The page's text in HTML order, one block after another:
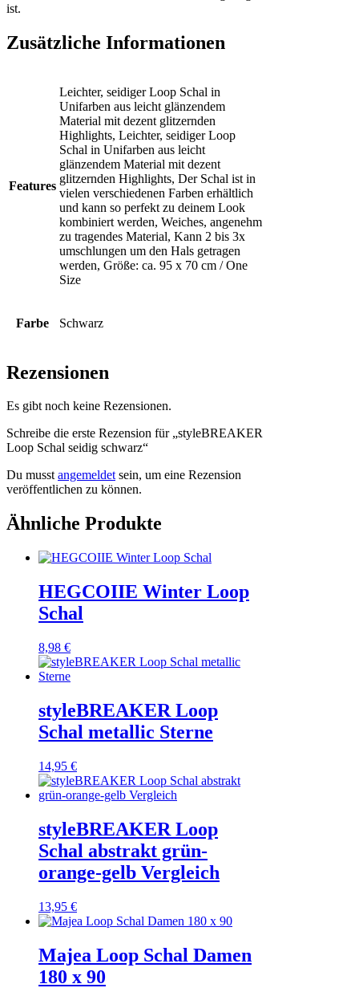
ist.
Zusätzliche Informationen
Features
Leichter, seidiger Loop Schal in
Unifarben aus leicht glänzendem
Material mit dezent glitzernden
Highlights, Leichter, seidiger Loop
Schal in Unifarben aus leicht
glänzendem Material mit dezent
glitzernden Highlights, Der Schal ist in
vielen verschiedenen Farben erhältlich
und kann so perfekt zu deinem Look
kombiniert werden, Weiches, angenehm
zu tragendes Material, Kann 2 bis 3x
umschlungen um den Hals getragen
werden, Größe: ca. 95 x 70 cm / One
Size
Farbe Schwarz
Rezensionen
Es gibt noch keine Rezensionen.
Schreibe die erste Rezension für „styleBREAKER
Loop Schal seidig schwarz“
Du musstangemeldetsein, um eine Rezension
veröffentlichen zu können.
Ähnliche Produkte
HEGCOIIE Winter Loop
Schal
8,98 €
styleBREAKER Loop
Schal metallic Sterne
14,95 €
styleBREAKER Loop
Schal abstrakt grün-
orange-gelb Vergleich
13,95 €
Majea Loop Schal Damen
180 x 90